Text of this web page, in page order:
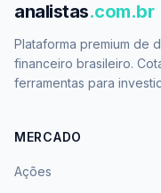
analistas.com.br
Plataforma premium de
financeiro brasileiro.
ferramentas para
MERCADO
Ações